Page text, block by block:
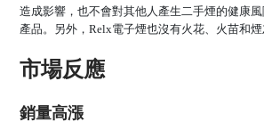
造成影響，也不會對其他人產生二手煙的健康
產品。另外，Relx電子煙也沒有火花、火苗和
市場反應
銷量高漲